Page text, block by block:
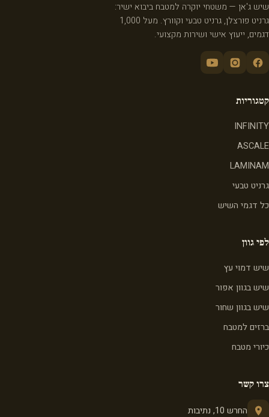
שיש ג'אן — משטחי יוקרה למטבח ביבוא ישיר:
גרניט פורצלן, גרניט טבעי וקוורץ. מעל 1,000
דגמים, ייעוץ אישי ושירות מקצועי.
קטגוריות
INFINITY
ASCALE
LAMINAM
גרניט טבעי
כל דגמי השיש
לפי גוון
שיש דמוי עץ
שיש בגוון אפור
שיש בגוון שחור
ברזים למטבח
כיורי מטבח
צרו קשר
החרש 10, נתיבות